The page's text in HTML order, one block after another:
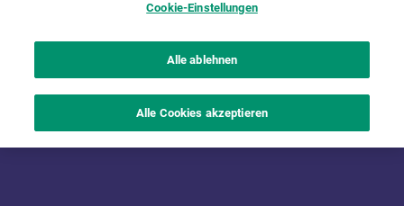
Cookie-Einstellungen
Alle ablehnen
Alle Cookies akzeptieren